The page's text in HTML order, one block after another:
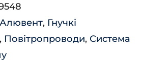
, Гнучкі
, Повітропроводи, Система